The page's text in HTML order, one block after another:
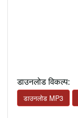
डाउनलोड विकल्प:
डाउनलोड MP3